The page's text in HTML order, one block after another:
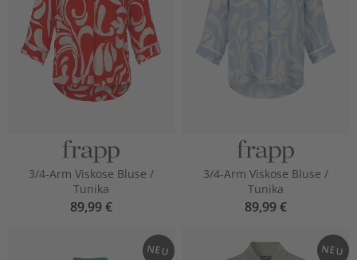
3/4-Arm Viskose Bluse /
Tunika
89,99 €
3/4-Arm Viskose Bluse /
Tunika
89,99 €
NEU NEU